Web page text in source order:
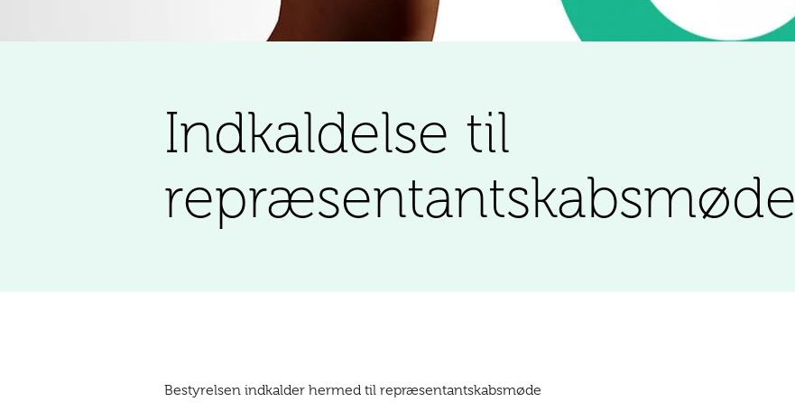
Indkaldelse til
repræsentantskabsmøde
Bestyrelsen indkalder hermed til repræsentantskabsmøde